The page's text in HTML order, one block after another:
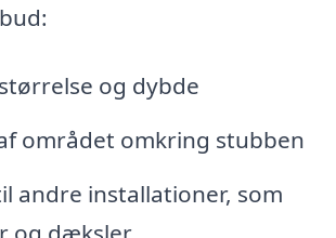
og dybde
området omkring stubben
andre installationer, som